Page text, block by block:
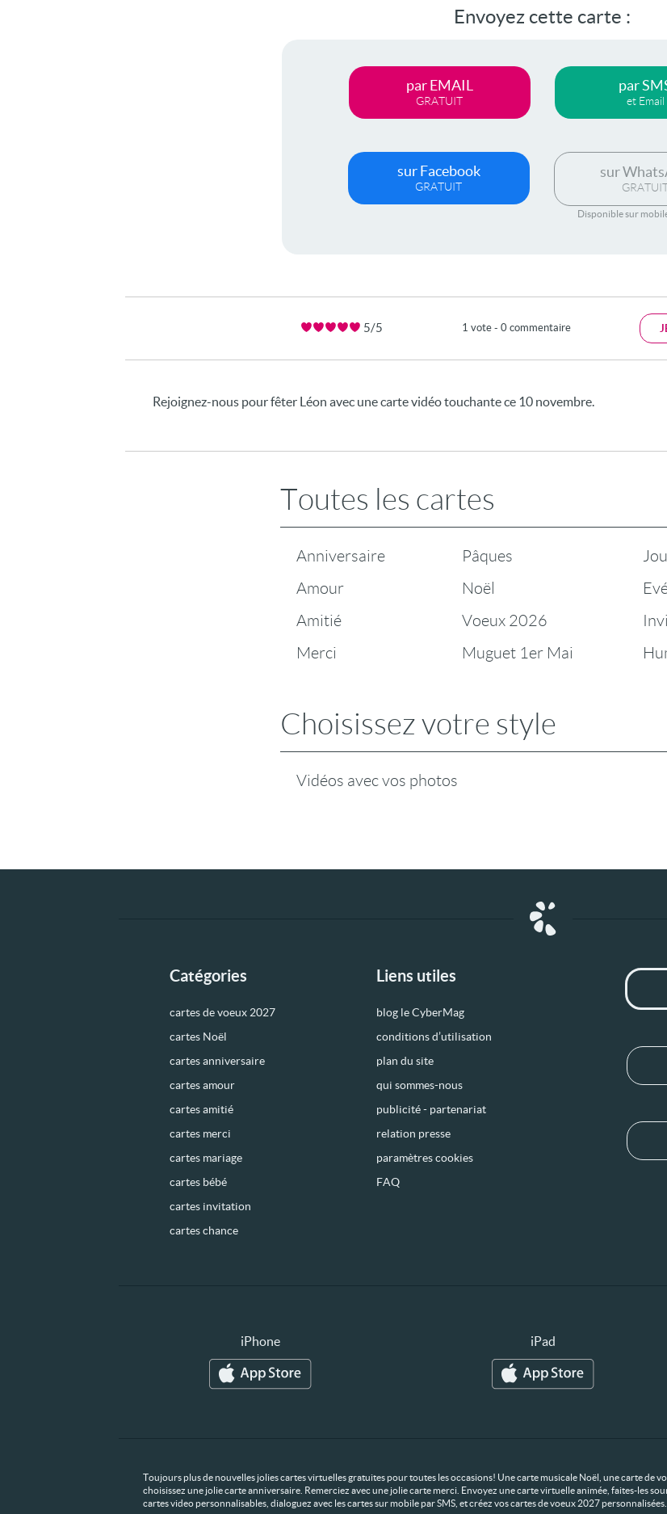
Envoyez cette carte :
par EMAIL
GRATUIT
par
et Email
sur Facebook
GRATUIT
sur
Disponible sur
5/5 1 vote - 0 commentaire
Rejoignez-nous pour fêter Léon avec une carte vidéo touchante ce 10 novembre.
Toutes les cartes
Anniversaire
Amour
Amitié
Merci
Pâques
Noël
Voeux 2026
Muguet 1er Mai
Choisissez votre style
Vidéos avec vos photos
Catégories
cartes de voeux 2027
cartes Noël
cartes anniversaire
cartes amour
cartes amitié
cartes merci
cartes mariage
cartes bébé
cartes invitation
cartes chance
Liens utiles
blog le CyberMag
conditions d’utilisation
plan du site
qui sommes-nous
publicité - partenariat
relation presse
paramètres cookies
FAQ
iPhone iPad
Toujours plus de nouvelles jolies cartes virtuelles gratuites pour toutes les occasions! Une carte musicale Noël, une carte de
choisissez une jolie carte anniversaire. Remerciez avec une jolie carte merci. Envoyez une carte virtuelle animée, faites-les
cartes video personnalisables, dialoguez avec les cartes sur mobile par SMS, et créez vos cartes de voeux 2027 personnalisées.